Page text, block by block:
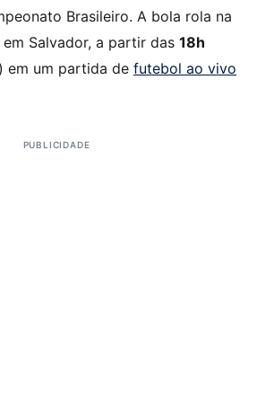
Brasileiro. A bola rola na
em Salvador, a partir das 18h
em um partida de futebol ao vivo
PUBLICIDADE